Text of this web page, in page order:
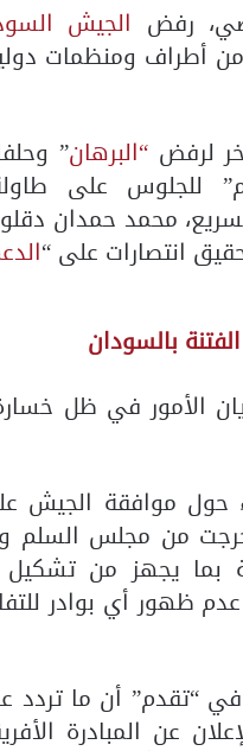
رفض الجيش
أطراف ومنظمات
لرفض“البرهان”
للجلوس على
محمد حمدان
انتصارات على “
بالسودان
الأمور في ظل
حول موافقة الجيش
من مجلس السلم
بما يجهز من
ظهور أي بوادر
“تقدم” أن ما تردد
عن المبادرة